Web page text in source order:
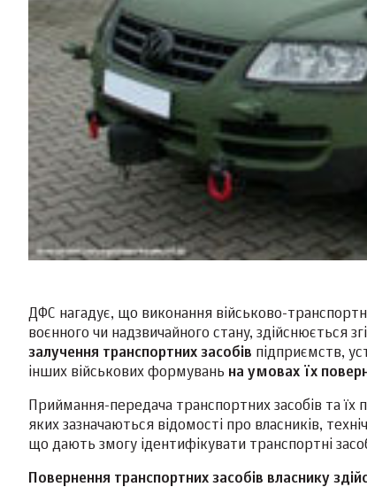
ДФС нагадує, що виконання військово-
воєнного чи надзвичайного стану, здійснюється
залучення транспортних засобів підприємств,
інших військових формувань на умовах їх
Приймання-передача транспортних засобів та
яких зазначаються відомості про власників,
що дають змогу ідентифікувати транспортні
Повернення транспортних засобів власнику